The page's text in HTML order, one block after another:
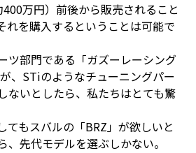
万円）前後から販売されること
れを購入するということは可能で
ツ部門である「ガズーレーシング
が、STiのようなチューニングパー
ないとしたら、私たちはとても驚
てもスバルの「BRZ」が欲しいと
、先代モデルを選ぶしかない。